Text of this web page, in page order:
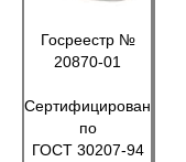
Госреестр №
20870-01
Сертифицирован
по
ГОСТ 30207-94